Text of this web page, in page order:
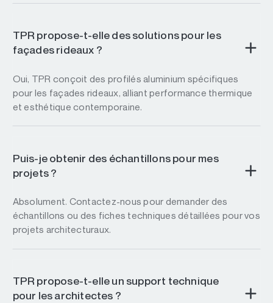
TPR propose-t-elle des solutions pour les
façades rideaux ?
Oui, TPR conçoit des profilés aluminium spécifiques
pour les façades rideaux, alliant performance thermique
et esthétique contemporaine.
Puis-je obtenir des échantillons pour mes
projets ?
Absolument. Contactez-nous pour demander des
échantillons ou des fiches techniques détaillées pour vos
projets architecturaux.
TPR propose-t-elle un support technique
pour les architectes ?